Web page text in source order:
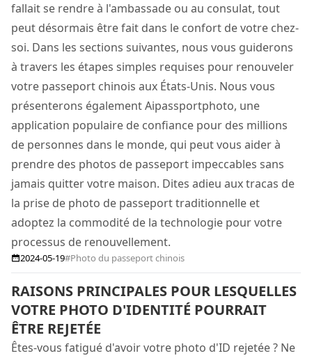
fallait se rendre à l'ambassade ou au consulat, tout
peut désormais être fait dans le confort de votre chez-
soi. Dans les sections suivantes, nous vous guiderons
à travers les étapes simples requises pour renouveler
votre passeport chinois aux États-Unis. Nous vous
présenterons également Aipassportphoto, une
application populaire de confiance pour des millions
de personnes dans le monde, qui peut vous aider à
prendre des photos de passeport impeccables sans
jamais quitter votre maison. Dites adieu aux tracas de
la prise de photo de passeport traditionnelle et
adoptez la commodité de la technologie pour votre
processus de renouvellement.
2024-05-19#Photo du passeport chinois
RAISONS PRINCIPALES POUR LESQUELLES
VOTRE PHOTO D'IDENTITÉ POURRAIT
ÊTRE REJETÉE
Êtes-vous fatigué d'avoir votre photo d'ID rejetée ? Ne